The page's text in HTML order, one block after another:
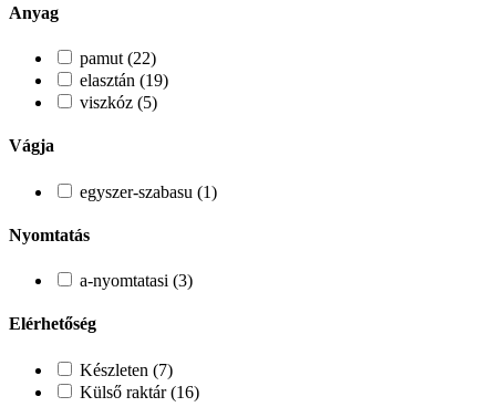
Anyag
pamut (22)
elasztán (19)
viszkóz (5)
Vágja
egyszer-szabasu (1)
Nyomtatás
a-nyomtatasi (3)
Elérhetőség
Készleten (7)
Külső raktár (16)